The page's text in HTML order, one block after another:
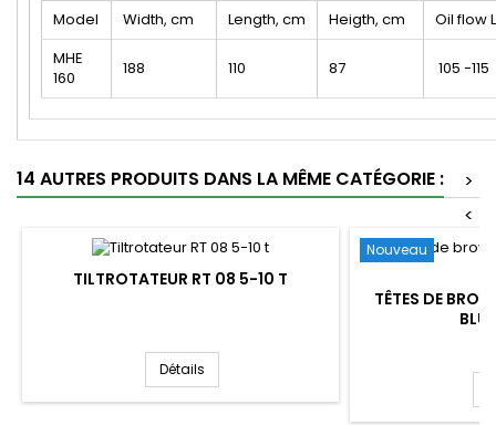
Model Width, cm Length, cm Heigth, cm
Oil flow
MHE
160
188 110 87 105 -115
14 AUTRES PRODUITS DANS LA MÊME CATÉGORIE :
>
<
TILTROTATEUR RT 08 5-10 T
Détails
Nouveau
TÊTES DE